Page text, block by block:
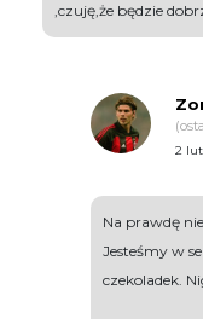
,czuję,że będzie
2
Na prawdę
Jesteśmy w
czekoladek.